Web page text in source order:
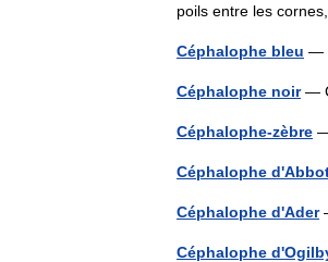
poils entre les
Céphalophe bleu —
Céphalophe noir—
Céphalophe-zèbre
Céphalophe
Céphalophe d'Ader
Céphalophe